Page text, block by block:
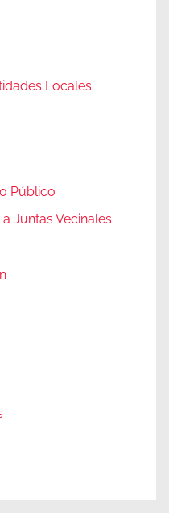
Locales
Público
Juntas Vecinales